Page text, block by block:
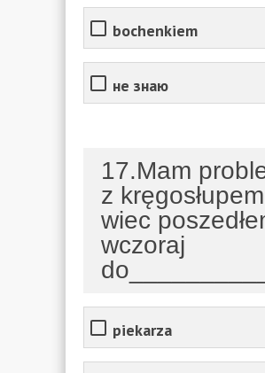
bochenkiem
не знаю
17.Mam
z
wiec
wczoraj
piekarza